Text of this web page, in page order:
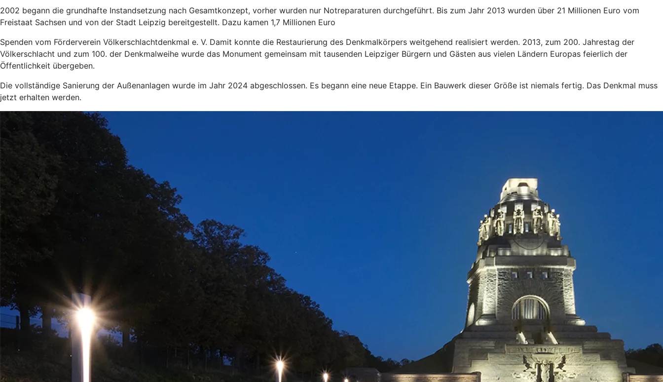
2002 begann die grundhafte Instandsetzung nach Gesamtkonzept, vorher wurden nur Notreparaturen durchgeführt. Bis zum Jahr 2013 wurden über 21 Millionen Euro vom
Freistaat Sachsen und von der Stadt Leipzig bereitgestellt. Dazu kamen 1,7 Millionen Euro
Spenden vom Förderverein Völkerschlachtdenkmal e. V. Damit konnte die Restaurierung des Denkmalkörpers weitgehend realisiert werden. 2013, zum 200. Jahrestag der
Völkerschlacht und zum 100. der Denkmalweihe wurde das Monument gemeinsam mit tausenden Leipziger Bürgern und Gästen aus vielen Ländern Europas feierlich der
Öffentlichkeit übergeben.
Die vollständige Sanierung der Außenanlagen wurde im Jahr 2024 abgeschlossen. Es begann eine neue Etappe. Ein Bauwerk dieser Größe ist niemals fertig. Das Denkmal muss
jetzt erhalten werden.